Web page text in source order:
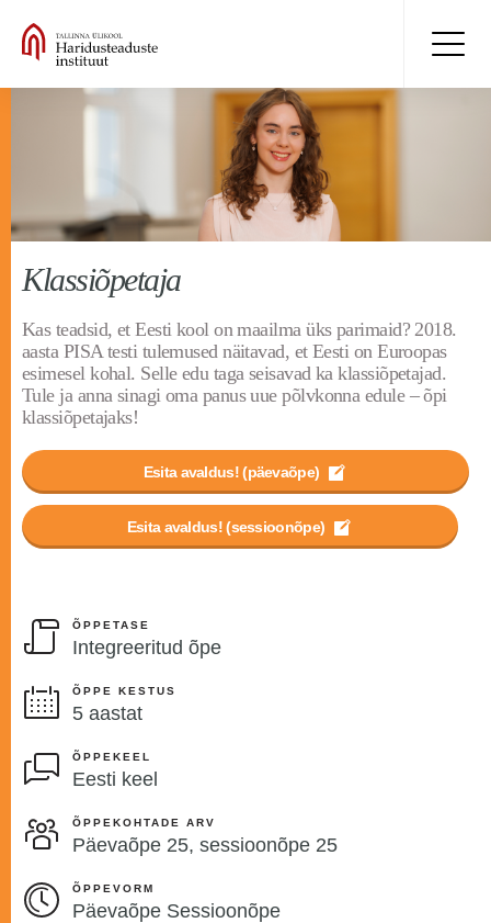
Klassiõpetaja
Kas teadsid, et Eesti kool on maailma üks parimaid? 2018.
aasta PISA testi tulemused näitavad, et Eesti on Euroopas
esimesel kohal. Selle edu taga seisavad ka klassiõpetajad.
Tule ja anna sinagi oma panus uue põlvkonna edule – õpi
klassiõpetajaks!
Esita avaldus! (päevaõpe)
Esita avaldus! (sessioonõpe)
ÕPPETASE
Integreeritud õpe
ÕPPE KESTUS
5 aastat
ÕPPEKEEL
Eesti keel
ÕPPEKOHTADE ARV
Päevaõpe 25, sessioonõpe 25
ÕPPEVORM
Päevaõpe Sessioonõpe